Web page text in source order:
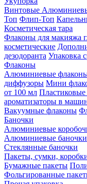
Винтовые
Топ Флип-Топ
Косметическая тара
Флаконы для макияжа
косметические
дезодоранта Упаковка
Флаконы
Алюминиевые
диффузоры Мини
от 100 мл
ароматизаторы в
Вакуумные флаконы
Баночки
Алюминиевые
Алюминиевые
Стеклянные баночки
Пакеты, сумки,
Бумажные пакеты
Фольгированные